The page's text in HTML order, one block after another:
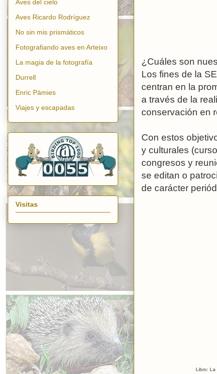
¿Cuáles son
Los fines de la
centran en la
a través de la
conservación en
Con estos
y culturales
congresos y
se editan o
de carácter
Libro: La
Aves del cielo
Aves Ricardo Rodríguez
No sin mis prismáticos
Fotografiando aves en Arteixo
La magia de la fotografía
Durrell
Enric Pàmies
Viajes y escapadas
Visitas